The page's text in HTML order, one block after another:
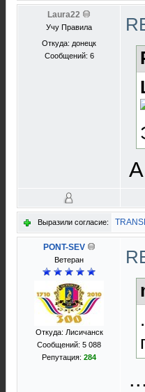
Laura22
Учу Правила
Откуда: донецк
Сообщений: 6
Выразили согласие:
PONT-SEV
Ветеран
Откуда: Лисичанск
Сообщений: 5 088
Репутация: 284